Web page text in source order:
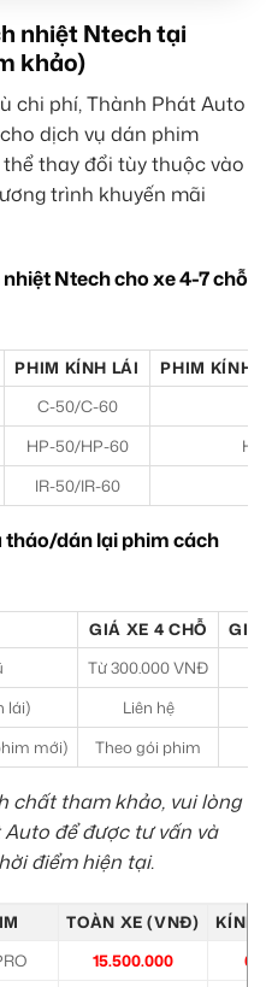
nhiệt Ntech tại
khảo)
chi phí, Thành Phát Auto
dịch vụ dán phim
thay đổi tùy thuộc vào
trình khuyến mãi
Ntech cho xe 4-7 chỗ
PHIM KÍNH LÁI
PHIM KÍNH
C-50/C-60
HP-50/HP-60
IR-50/IR-60
tháo/dán lại phim cách
GIÁ XE 4 CHỖ
GIÁ
Từ 300.000 VNĐ
lái)
Liên hệ
mới)
Theo gói phim
chất tham khảo, vui lòng
để được tư vấn và
điểm hiện tại.
TOÀN XE (VNĐ) KÍNH
15.500.000